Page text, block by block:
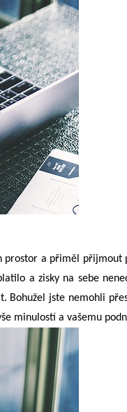
a přiměl
a zisky na sebe
Bohužel jste nemohli
minulostí a vašemu